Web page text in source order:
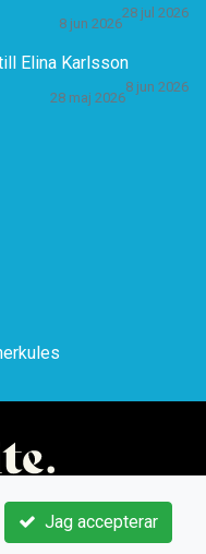
28 jul 2026
8 jun 2026
Elina Karlsson
8 jun 2026
28 maj 2026
Jag accepterar